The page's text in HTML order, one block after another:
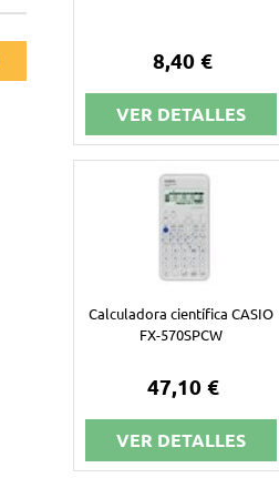
8,40 €
VER DETALLES
Calculadora científica CASIO
FX-570SPCW
47,10 €
VER DETALLES